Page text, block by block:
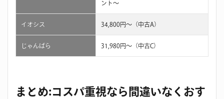
ント〜
イオシス 34,800円～（中古A）
じゃんぱら 31,980円～（中古C）
まとめ:コスパ重視なら間違いなくおす